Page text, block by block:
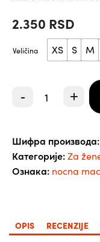
2.350 RSD
Veličina XS S M
-
Noćna
количина
+
Шифра производа:
Категорије:Za
Ознака: nocna
OPIS RECENZIJE